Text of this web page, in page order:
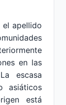
el apellido
en las
escasa
asiáticos
está